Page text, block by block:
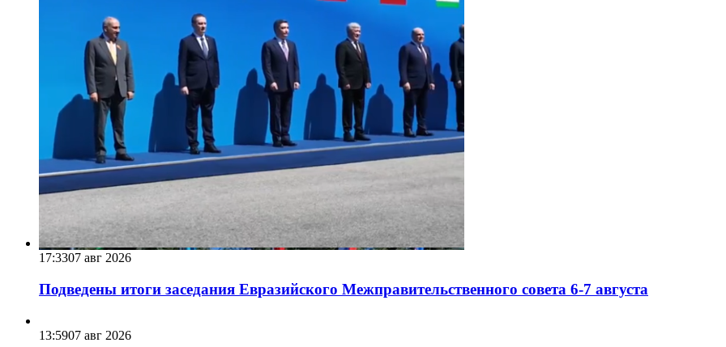
17:3307 авг 2026
Подведены итоги заседания Евразийского Межправительственного совета 6-7 августа
13:5907 авг 2026